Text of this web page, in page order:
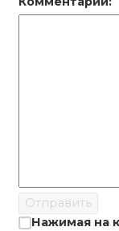
Отправить
Нажимая на